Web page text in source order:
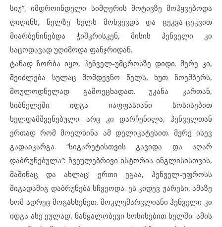
სიუ”, იმდროინდელი სიმღერის მოტივზე მოჰყვებოდა
ღიღინს, წელზე ხელს მოხვევდა და ცეკვა-ცეკვით
მიარბენინებდა ჭიშკრისკენ, მისის ჰენველი კი
საცოდავად უღიმოდა ფანჯრიდან.
ტანად ზორბა იყო, ჰენველ-უმცროსზე დიდი. მერე კი,
შეიძლება სულაც მომდევნო წელს, ხუთ ნოემბერს,
მოულოდნელად გამოეცხადათ. უკანა კართან,
სიბნელეში იდგა იაფფასიანი სოსისებით
ხელდამშვენებული. არც კი დარჩენილა, ჰენველთან
ერთად რომ მოელხინა ამ დელიკატესით. მერე ისევ
გადაიკარგა. “სიგარეტისთვის გავიდა და აღარ
დაბრუნებულა”: ჩვეულებრივი ისტორია ინგლისისთვის,
მაშინაც და ახლაც! ერთი ეგაა, ჰენველ-უფროსს
შიგადაშიგ დაბრუნება სჩვეოდა. ეს კიდევ უარესი, ამაზე
ხომ ადრეც მოგახსენეთ. მოკლეშარვლიანი ჰენველი კი
იდგა ასე ეულად, ნაწყალობევი სოსისებით ხელში. ამის